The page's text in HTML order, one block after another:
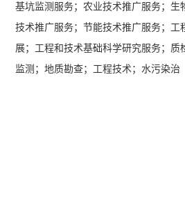
基坑监测服务；农业技术推广服务；生
技术推广服务；节能技术推广服务；工
展；工程和技术基础科学研究服务；质
监测；地质勘查；工程技术；水污染治